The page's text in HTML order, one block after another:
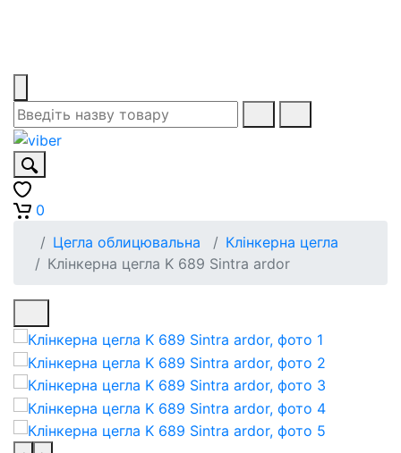
0
Цегла облицювальна
Клінкерна цегла
Клінкерна цегла K 689 Sintra ardor